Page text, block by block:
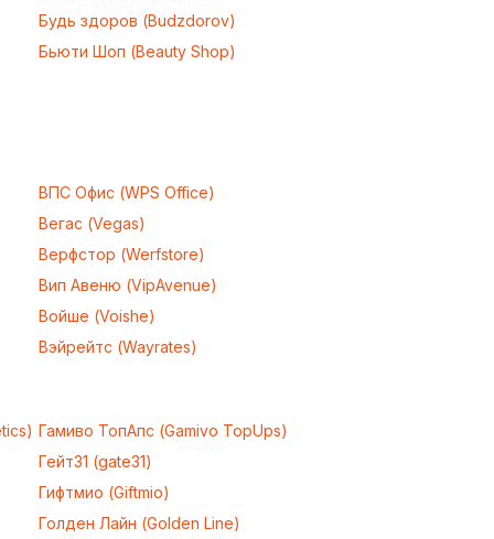
Будь здоров (Budzdorov)
Бьюти Шоп (Beauty Shop)
ВПС Офис (WPS Office)
Вегас (Vegas)
Верфстор (Werfstore)
Вип Авеню (VipAvenue)
Войше (Voishe)
Вэйрейтс (Wayrates)
Гамиво ТопАпс (Gamivo TopUps)
Гейт31 (gate31)
Гифтмио (Giftmio)
Голден Лайн (Golden Line)